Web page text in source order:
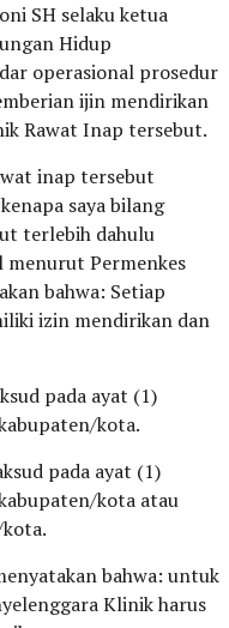
SH selaku ketua
Hidup
operasional prosedur
ijin mendirikan
Rawat Inap tersebut.
inap tersebut
saya bilang
terlebih dahulu
menurut Permenkes
bahwa: Setiap
izin mendirikan dan
pada ayat (1)
kota.
pada ayat (1)
kota atau
bahwa: untuk
Klinik harus